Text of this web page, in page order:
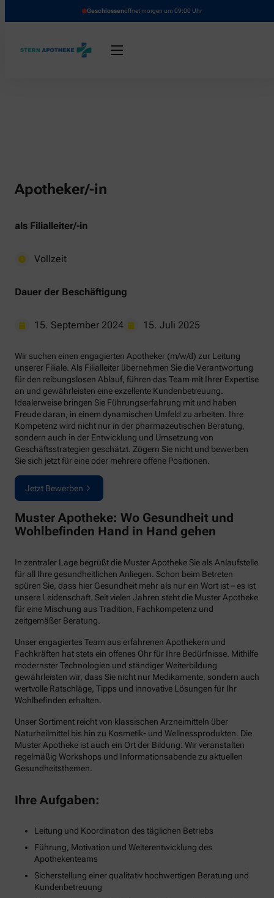
Geschlossenöffnet morgen um 09:00 Uhr
Apotheker/-in
als Filialleiter/-in
Vollzeit
Dauer der Beschäftigung
15. September 2024 15. Juli 2025
Wir suchen einen engagierten Apotheker (m/w/d) zur Leitung
unserer Filiale. Als Filialleiter übernehmen Sie die Verantwortung
für den reibungslosen Ablauf, führen das Team mit Ihrer Expertise
an und gewährleisten eine exzellente Kundenbetreuung.
Idealerweise bringen Sie Führungserfahrung mit und haben
Freude daran, in einem dynamischen Umfeld zu arbeiten. Ihre
Kompetenz wird nicht nur in der pharmazeutischen Beratung,
sondern auch in der Entwicklung und Umsetzung von
Geschäftsstrategien geschätzt. Zögern Sie nicht und bewerben
Sie sich jetzt für eine oder mehrere offene Positionen.
Jetzt Bewerben
Muster Apotheke: Wo Gesundheit und
Wohlbefinden Hand in Hand gehen
In zentraler Lage begrüßt die Muster Apotheke Sie als Anlaufstelle
für all Ihre gesundheitlichen Anliegen. Schon beim Betreten
spüren Sie, dass hier Gesundheit mehr als nur ein Wort ist – es ist
unsere Leidenschaft. Seit vielen Jahren steht die Muster Apotheke
für eine Mischung aus Tradition, Fachkompetenz und
zeitgemäßer Beratung.
Unser engagiertes Team aus erfahrenen Apothekern und
Fachkräften hat stets ein offenes Ohr für Ihre Bedürfnisse. Mithilfe
modernster Technologien und ständiger Weiterbildung
gewährleisten wir, dass Sie nicht nur Medikamente, sondern auch
wertvolle Ratschläge, Tipps und innovative Lösungen für Ihr
Wohlbefinden erhalten.
Unser Sortiment reicht von klassischen Arzneimitteln über
Naturheilmittel bis hin zu Kosmetik- und Wellnessprodukten. Die
Muster Apotheke ist auch ein Ort der Bildung: Wir veranstalten
regelmäßig Workshops und Informationsabende zu aktuellen
Gesundheitsthemen.
Ihre Aufgaben:
Leitung und Koordination des täglichen Betriebs
Führung, Motivation und Weiterentwicklung des
Apothekenteams
Sicherstellung einer qualitativ hochwertigen Beratung und
Kundenbetreuung